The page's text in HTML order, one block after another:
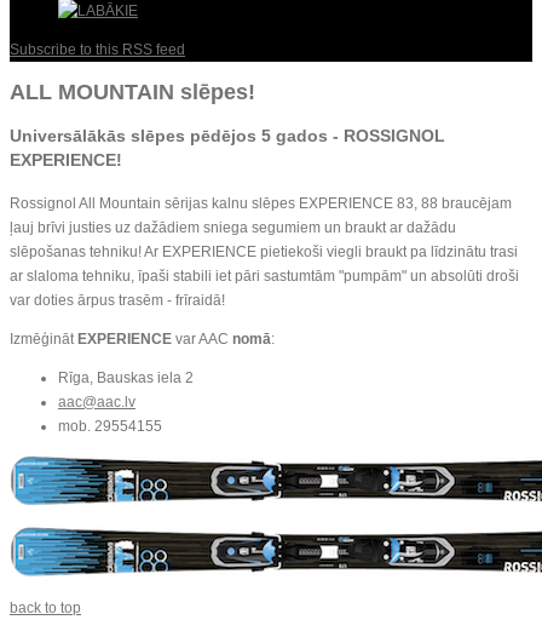
Subscribe to this RSS feed
ALL MOUNTAIN slēpes!
Universālākās slēpes pēdējos 5 gados - ROSSIGNOL
EXPERIENCE!
Rossignol All Mountain sērijas kalnu slēpes EXPERIENCE 83, 88 braucējam
ļauj brīvi justies uz dažādiem sniega segumiem un braukt ar dažādu
slēpošanas tehniku! Ar EXPERIENCE pietiekoši viegli braukt pa līdzinātu trasi
ar slaloma tehniku, īpaši stabili iet pāri sastumtām "pumpām" un absolūti droši
var doties ārpus trasēm - frīraidā!
Izmēģināt EXPERIENCE var AAC nomā:
Rīga, Bauskas iela 2
aac@aac.lv
mob. 29554155
back to top